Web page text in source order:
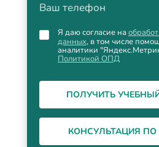
Ваш телефон
Я даю согласие на
данных, в том числе
аналитики
Политикой ОПД
ПОЛУЧИТЬ
КОНСУЛЬТАЦИЯ